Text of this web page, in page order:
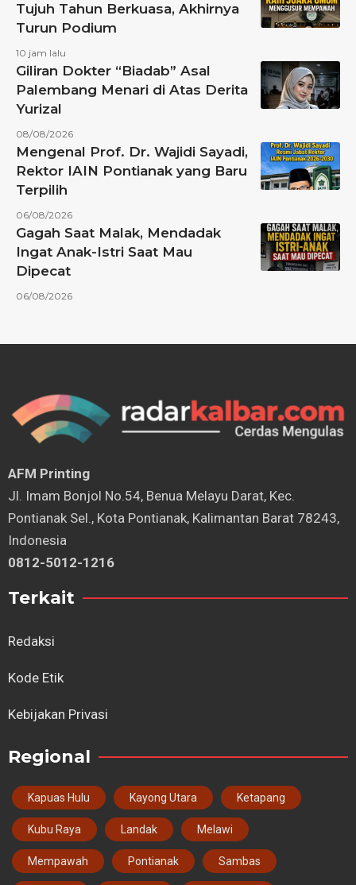
Tujuh Tahun Berkuasa, Akhirnya
Turun Podium
10 jam lalu
Giliran Dokter “Biadab” Asal
Palembang Menari di Atas Derita
Yurizal
08/08/2026
Mengenal Prof. Dr. Wajidi Sayadi,
Rektor IAIN Pontianak yang Baru
Terpilih
06/08/2026
Gagah Saat Malak, Mendadak
Ingat Anak-Istri Saat Mau
Dipecat
06/08/2026
AFM Printing
⁠Jl. Imam Bonjol No.54, Benua Melayu Darat, Kec.
Pontianak Sel., Kota Pontianak, Kalimantan Barat 78243,
Indonesia
0812-5012-1216
Terkait
Redaksi
Kode Etik
Kebijakan Privasi
Regional
Kapuas Hulu Kayong Utara Ketapang
Kubu Raya Landak Melawi
Mempawah Pontianak Sambas